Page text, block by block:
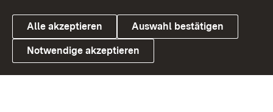
Link zum Landesportal
Alle akzeptieren Auswahl bestätigen
Notwendige akzeptieren